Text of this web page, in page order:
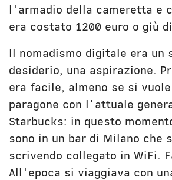
l'armadio della cameretta e
era costato 1200 euro o giù
Il nomadismo digitale era un
desiderio, una aspirazione.
era facile, almeno se si
paragone con l'attuale
Starbucks: in questo
sono in un bar di Milano che
scrivendo collegato in WiFi.
All'epoca si viaggiava con